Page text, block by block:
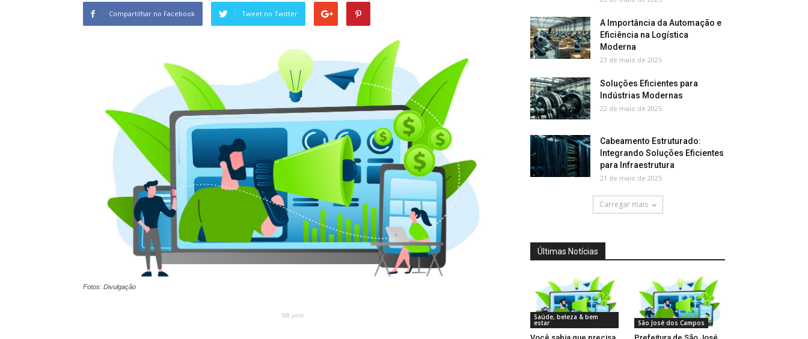
Compartilhar no Facebook Tweet no Twitter
Fotos: Divulgação
SB post
A Importância da Automação e
Eficiência na Logística
Moderna
23 de maio de 2025
Soluções Eficientes para
Indústrias Modernas
22 de maio de 2025
Cabeamento Estruturado:
Integrando Soluções Eficientes
para Infraestrutura
21 de maio de 2025
Carregar mais
Últimas Notícias
Saúde, beleza & bem
estar São José dos Campos